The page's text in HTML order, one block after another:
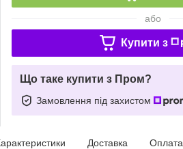
або
Купити з
Що таке купити з Пром?
Замовлення під захистом
Доставка Оплата